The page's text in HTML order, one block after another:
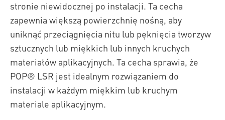
stronie niewidocznej po instalacji. Ta cecha
zapewnia większą powierzchnię nośną, aby
uniknąć przeciągnięcia nitu lub pęknięcia tworzyw
sztucznych lub miękkich lub innych kruchych
materiałów aplikacyjnych. Ta cecha sprawia, że
POP® LSR jest idealnym rozwiązaniem do
instalacji w każdym miękkim lub kruchym
materiale aplikacyjnym.